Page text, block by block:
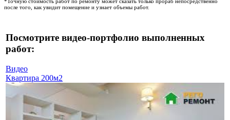
после того, как увидит помещение и узнает объемы работ.
Посмотрите видео-портфолио выполненных
работ:
Видео
Квартира 200м2